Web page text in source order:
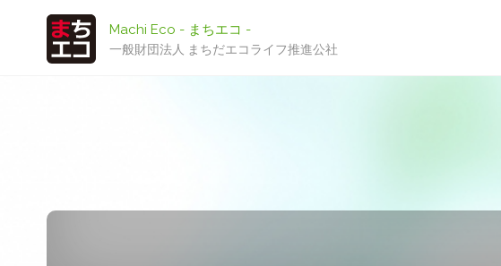
Machi Eco - まちエコ -
一般財団法人 まちだエコライフ推進公社